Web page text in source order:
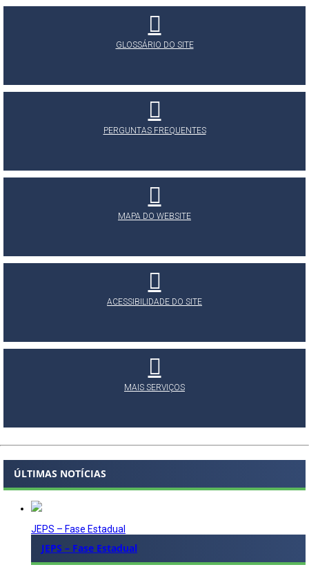
GLOSSÁRIO DO SITE
PERGUNTAS FREQUENTES
MAPA DO WEBSITE
ACESSIBILIDADE DO SITE
MAIS SERVIÇOS
ÚLTIMAS NOTÍCIAS
JEPS – Fase Estadual
JEPS – Fase Estadual